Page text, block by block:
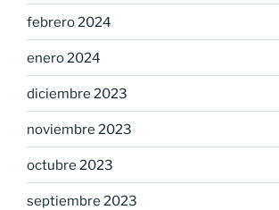
febrero 2024
enero 2024
diciembre 2023
noviembre 2023
octubre 2023
septiembre 2023